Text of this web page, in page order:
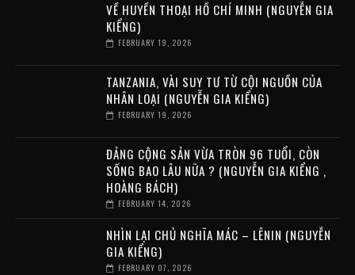
VỀ HUYỀN THOẠI HỒ CHÍ MINH (NGUYỄN GIA
KIỂNG)
FEBRUARY 19, 2026
TANZANIA, VÀI SUY TƯ TỪ CỘI NGUỒN CỦA
NHÂN LOẠI (NGUYỄN GIA KIỂNG)
FEBRUARY 19, 2026
ĐẢNG CỘNG SẢN VỪA TRÒN 96 TUỔI, CÒN
SỐNG BAO LÂU NỮA ? (NGUYỄN GIA KIỂNG ,
HOÀNG BÁCH)
FEBRUARY 14, 2026
NHÌN LẠI CHỦ NGHĨA MÁC – LÊNIN (NGUYỄN
GIA KIỂNG)
FEBRUARY 07, 2026